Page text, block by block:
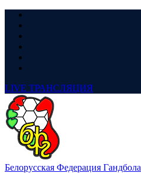
LIVE ТРАНСЛЯЦИЯ
Белорусская Федерация Гандбола